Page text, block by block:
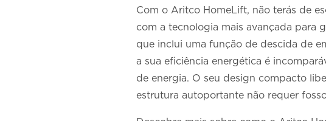
Com o Aritco HomeLift, não terás de
com a tecnologia mais avançada para
que inclui uma função de descida de
a sua eficiência energética é
de energia. O seu design compacto
estrutura autoportante não requer